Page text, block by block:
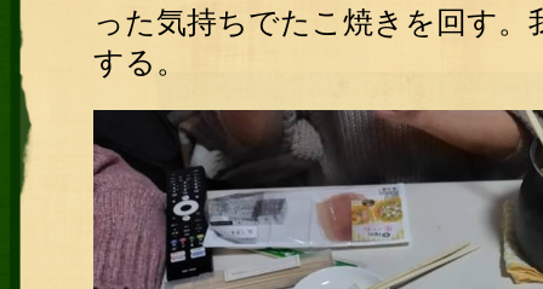
った気持ちでたこ焼きを回す
する。